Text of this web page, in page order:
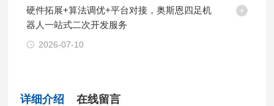
硬件拓展+算法调优+平台对接，奥斯恩四足机
器人一站式二次开发服务
2026-07-10
详细介绍 在线留言